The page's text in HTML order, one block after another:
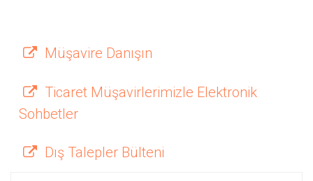
Müşavire Danışın
Ticaret Müşavirlerimizle Elektronik
Sohbetler
Dış Talepler Bülteni